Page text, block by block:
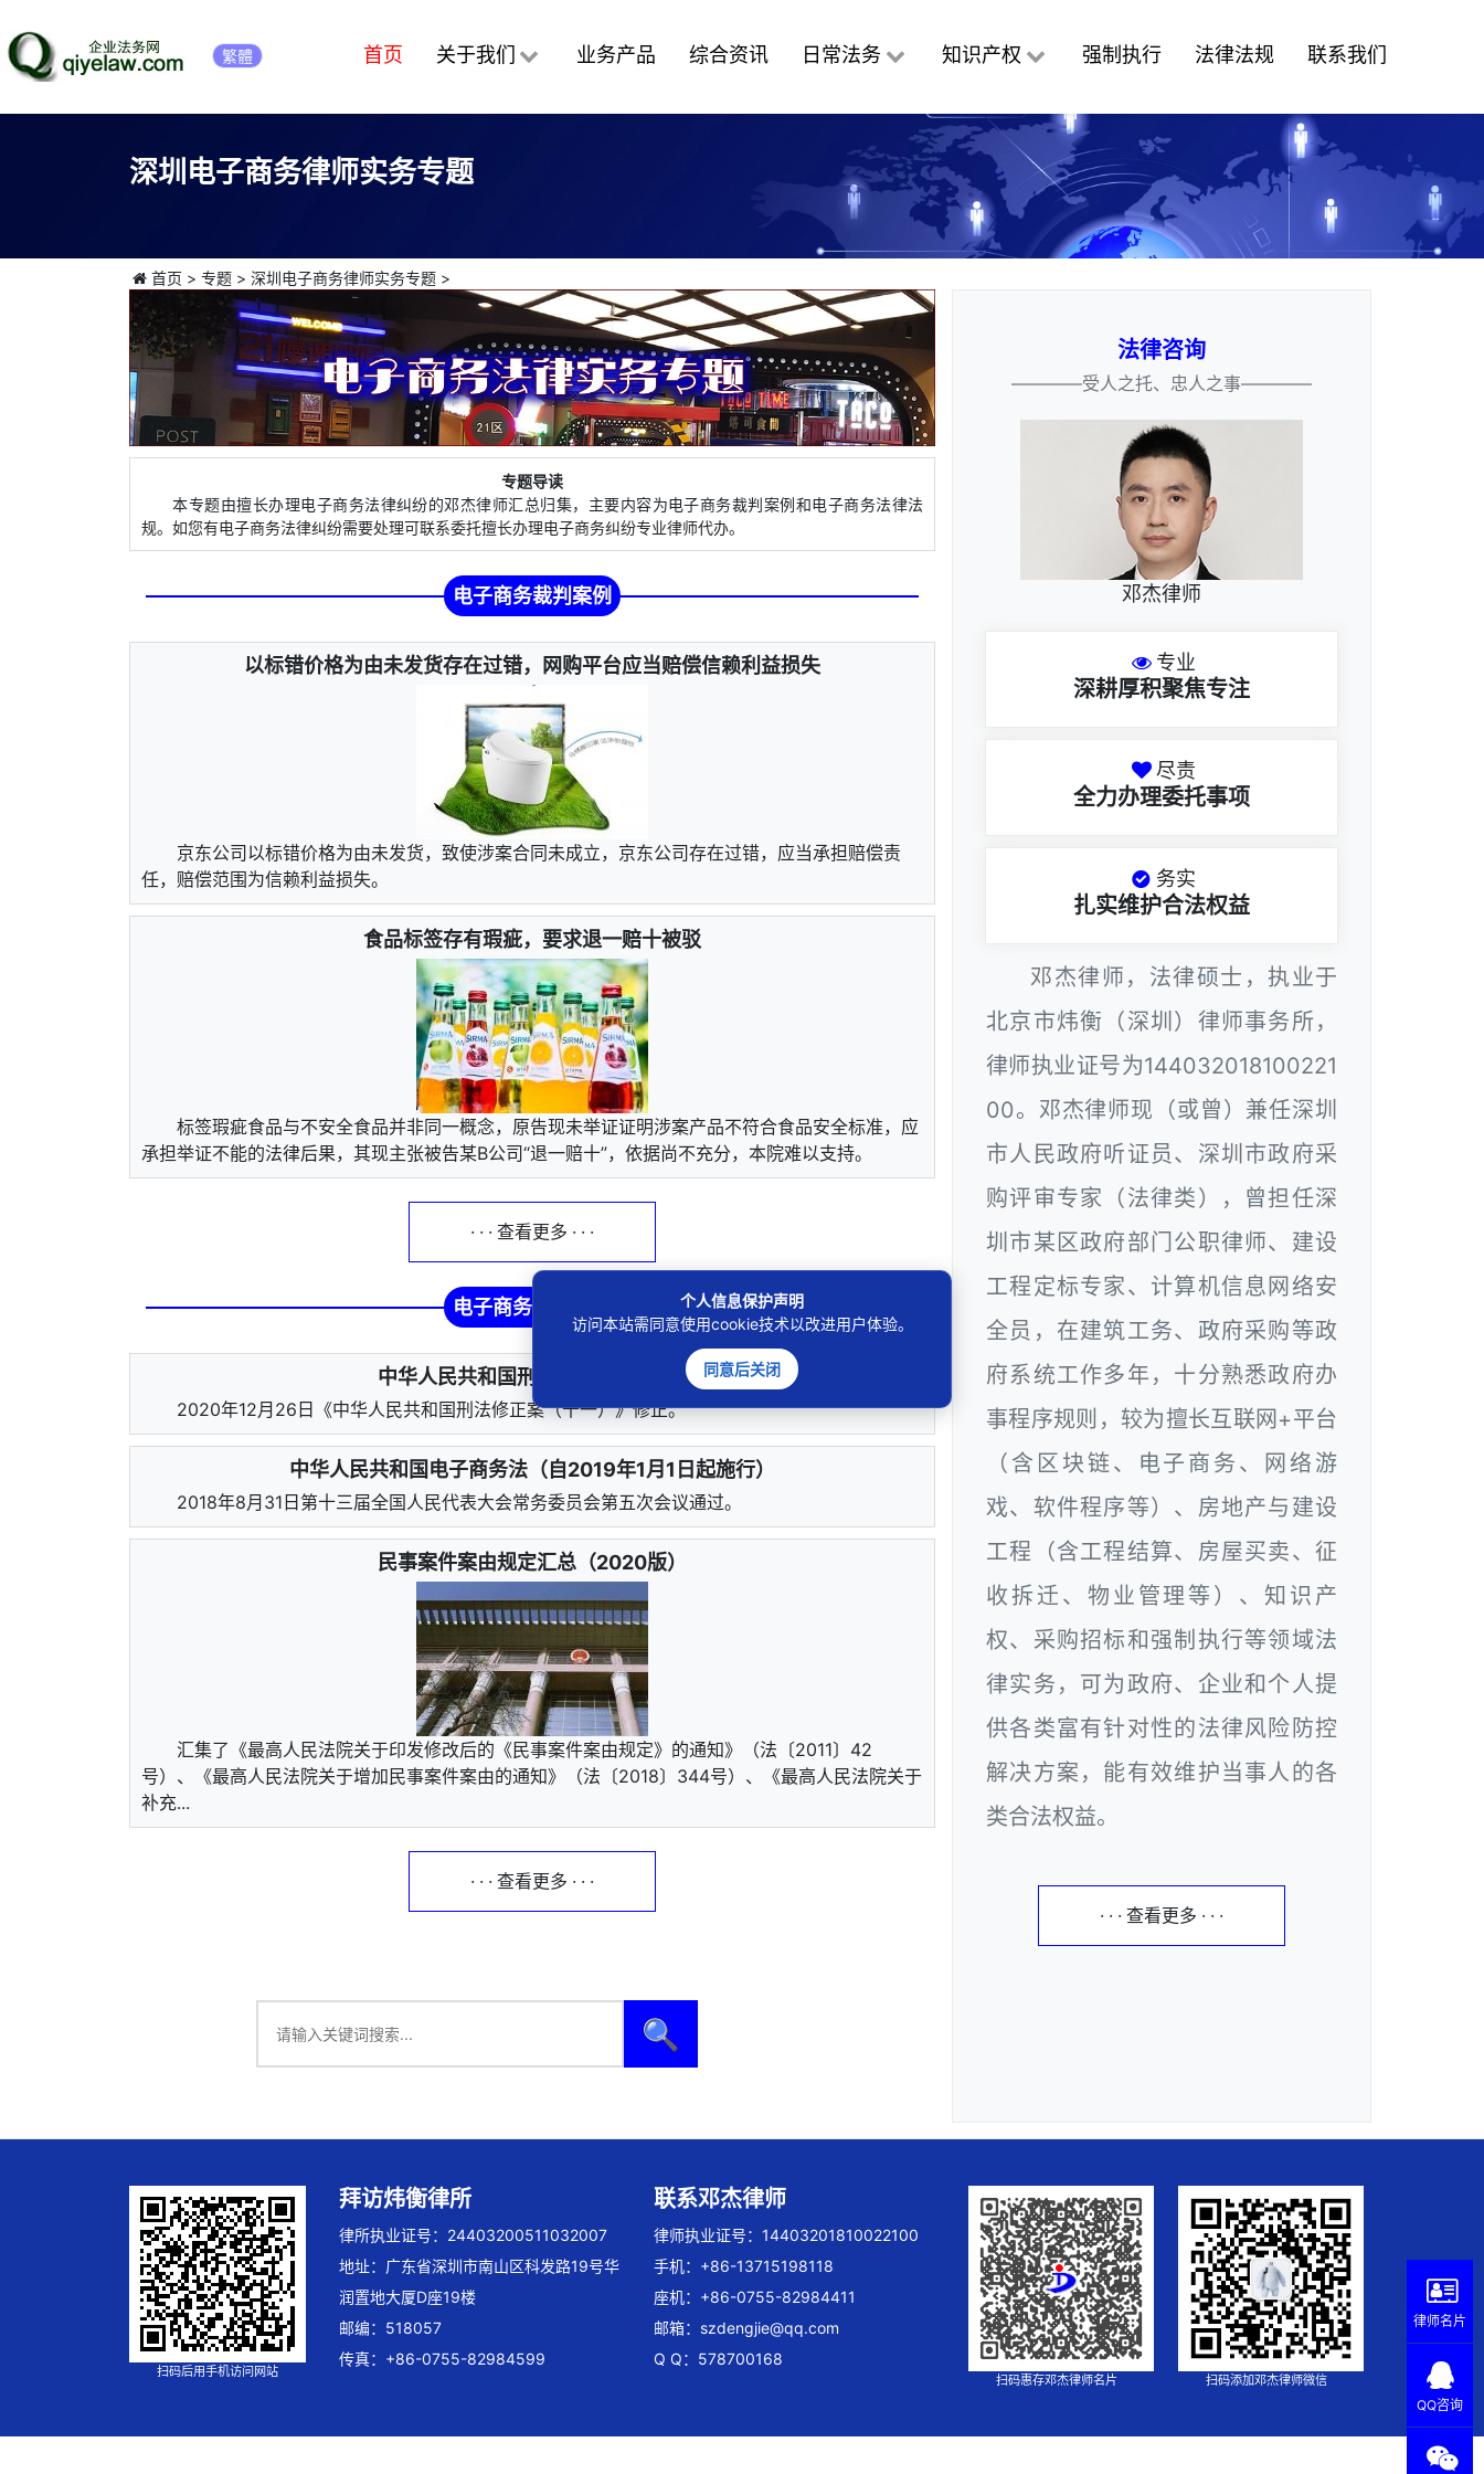
繁體 首页 关于我们 业务产品 综合资讯 日常法务 知识产权 强制执行 法律法规 联系我们
深圳电子商务律师实务专题
首页 > 专题> 深圳电子商务律师实务专题>
专题导读
本专题由擅长办理电子商务法律纠纷的邓杰律师汇总归集，主要内容为电子商务裁判案例和电子商务法律法
规。如您有电子商务法律纠纷需要处理可联系委托擅长办理电子商务纠纷专业律师代办。
电子商务裁判案例
以标错价格为由未发货存在过错，网购平台应当赔偿信赖利益损失
京东公司以标错价格为由未发货，致使涉案合同未成立，京东公司存在过错，应当承担赔偿责
任，赔偿范围为信赖利益损失。
食品标签存有瑕疵，要求退一赔十被驳
标签瑕疵食品与不安全食品并非同一概念，原告现未举证证明涉案产品不符合食品安全标准，应
承担举证不能的法律后果，其现主张被告某B公司“退一赔十”，依据尚不充分，本院难以支持。
· · · 查看更多 · · ·
电子商务法律法规
中华人民共和国刑法（2020修正）
2020年12月26日《中华人民共和国刑法修正案（十一）》修正。
中华人民共和国电子商务法（自2019年1月1日起施行）
2018年8月31日第十三届全国人民代表大会常务委员会第五次会议通过。
民事案件案由规定汇总（2020版）
汇集了《最高人民法院关于印发修改后的《民事案件案由规定》的通知》（法〔2011〕42
号）、《最高人民法院关于增加民事案件案由的通知》（法〔2018〕344号）、《最高人民法院关于
补充...
· · · 查看更多 · · ·
🔍
法律咨询
————受人之托、忠人之事————
邓杰律师
专业
深耕厚积聚焦专注
尽责
全力办理委托事项
务实
扎实维护合法权益
邓杰律师，法律硕士，执业于
北京市炜衡（深圳）律师事务所，
律师执业证号为144032018100221
00。邓杰律师现（或曾）兼任深圳
市人民政府听证员、深圳市政府采
购评审专家（法律类），曾担任深
圳市某区政府部门公职律师、建设
工程定标专家、计算机信息网络安
全员，在建筑工务、政府采购等政
府系统工作多年，十分熟悉政府办
事程序规则，较为擅长互联网+平台
（含区块链、电子商务、网络游
戏、软件程序等）、房地产与建设
工程（含工程结算、房屋买卖、征
收拆迁、物业管理等）、知识产
权、采购招标和强制执行等领域法
律实务，可为政府、企业和个人提
供各类富有针对性的法律风险防控
解决方案，能有效维护当事人的各
类合法权益。
· · · 查看更多 · · ·
扫码后用手机访问网站
拜访炜衡律所
律所执业证号：24403200511032007
地址：广东省深圳市南山区科发路19号华
润置地大厦D座19楼
邮编：518057
传真：+86-0755-82984599
联系邓杰律师
律师执业证号：14403201810022100
手机：+86-13715198118
座机：+86-0755-82984411
邮箱： szdengjie@qq.com
Q Q：578700168
扫码惠存邓杰律师名片 扫码添加邓杰律师微信
个人信息保护声明
访问本站需同意使用cookie技术以改进用户体验。
同意后关闭
律师名片
QQ咨询